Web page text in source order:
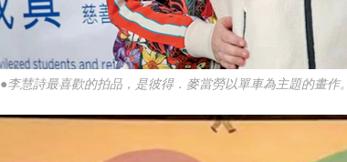
●李慧詩最喜歡的拍品，是彼得．麥當勞以單車為主題的畫作。